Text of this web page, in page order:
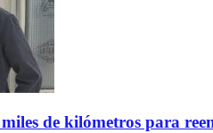
de kilómetros para